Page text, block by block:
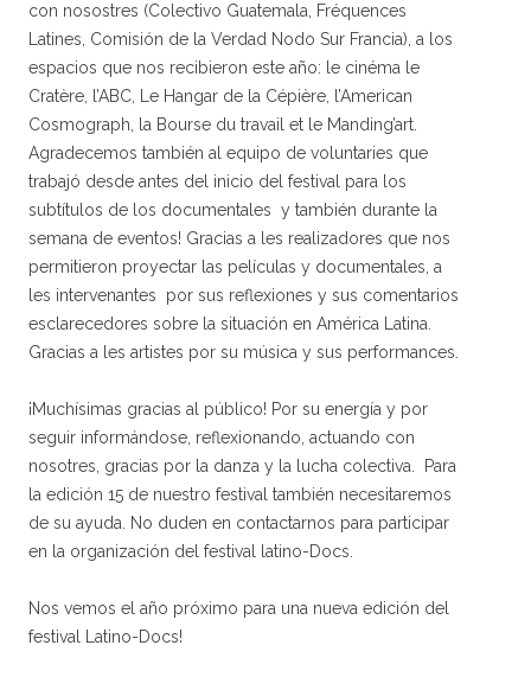
con nosostres (Colectivo Guatemala, Fréquences
Latines, Comisión de la Verdad Nodo Sur Francia), a los
espacios que nos recibieron este año: le cinéma le
Cratère, l’ABC, Le Hangar de la Cépière, l’American
Cosmograph, la Bourse du travail et le Manding’art.
Agradecemos también al equipo de voluntaries que
trabajó desde antes del inicio del festival para los
subtítulos de los documentales y también durante la
semana de eventos! Gracias a les realizadores que nos
permitieron proyectar las películas y documentales, a
les intervenantes por sus reflexiones y sus comentarios
esclarecedores sobre la situación en América Latina.
Gracias a les artistes por su música y sus performances.
¡Muchísimas gracias al público! Por su energía y por
seguir informándose, reflexionando, actuando con
nosotres, gracias por la danza y la lucha colectiva. Para
la edición 15 de nuestro festival también necesitaremos
de su ayuda. No duden en contactarnos para participar
en la organización del festival latino-Docs.
Nos vemos el año próximo para una nueva edición del
festival Latino-Docs!